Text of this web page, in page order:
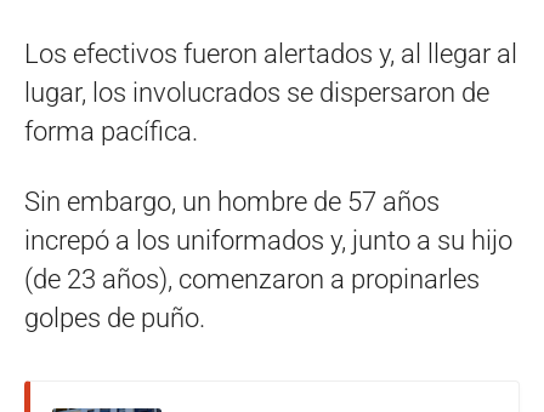
Los efectivos fueron alertados y, al llegar al
lugar, los involucrados se dispersaron de
forma pacífica.
Sin embargo, un hombre de 57 años
increpó a los uniformados y, junto a su hijo
(de 23 años), comenzaron a propinarles
golpes de puño.